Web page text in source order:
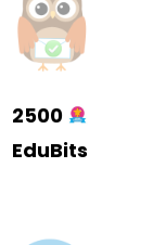
2500
EduBits